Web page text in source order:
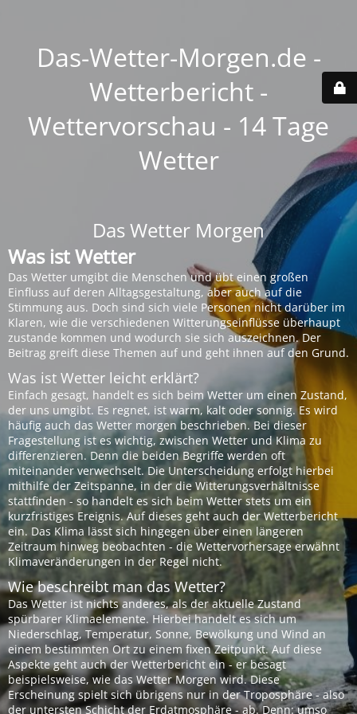
Das-Wetter-Morgen.de -
Wetterbericht -
Wettervorschau - 14 Tage
Wetter
Das Wetter Morgen
Was ist Wetter
Das Wetter umgibt die Menschen und übt einen großen
Einfluss auf deren Alltagsgestaltung, aber auch auf die
Stimmung aus. Doch sind sich viele Personen nicht darüber im
Klaren, wie die verschiedenen Witterungseinflüsse überhaupt
zustande kommen und wodurch sie sich auszeichnen. Der
Beitrag greift diese Themen auf und geht ihnen auf den Grund.
Was ist Wetter leicht erklärt?
Einfach gesagt, handelt es sich beim Wetter um einen Zustand,
der uns umgibt. Es regnet, ist warm, kalt oder sonnig. Es wird
häufig auch das Wetter morgen beschrieben. Bei dieser
Fragestellung ist es wichtig, zwischen Wetter und Klima zu
differenzieren. Denn die beiden Begriffe werden oft
miteinander verwechselt. Die Unterscheidung erfolgt hierbei
mithilfe der Zeitspanne, in der die Witterungsverhältnisse
stattfinden - so handelt es sich beim Wetter stets um ein
kurzfristiges Ereignis. Auf dieses geht auch der Wetterbericht
ein. Das Klima lässt sich hingegen über einen längeren
Zeitraum hinweg beobachten - die Wettervorhersage erwähnt
Klimaveränderungen in der Regel nicht.
Wie beschreibt man das Wetter?
Das Wetter ist nichts anderes, als der aktuelle Zustand
spürbarer Klimaelemente. Hierbei handelt es sich um
Niederschlag, Temperatur, Sonne, Bewölkung und Wind an
einem bestimmten Ort zu einem fixen Zeitpunkt. Auf diese
Aspekte geht auch der Wetterbericht ein - er besagt
beispielsweise, wie das Wetter Morgen wird. Diese
Erscheinung spielt sich übrigens nur in der Troposphäre - also
der untersten Schicht der Erdatmosphäre - ab. Denn: umso